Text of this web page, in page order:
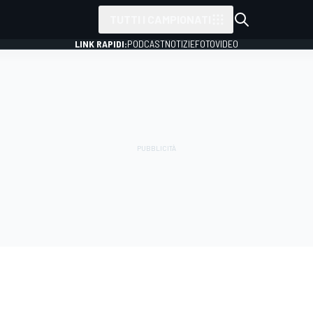
LINK RAPIDI:PODCASTNOTIZIEFOTOVIDEO